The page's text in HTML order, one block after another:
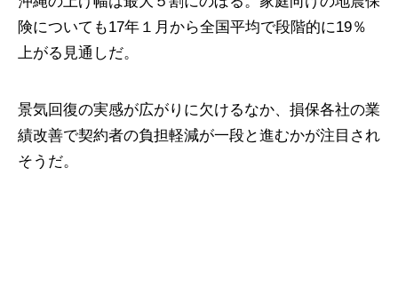
険についても17年１月から全国平均で段階的に19％
上がる見通しだ。
景気回復の実感が広がりに欠けるなか、損保各社の業
績改善で契約者の負担軽減が一段と進むかが注目され
そうだ。